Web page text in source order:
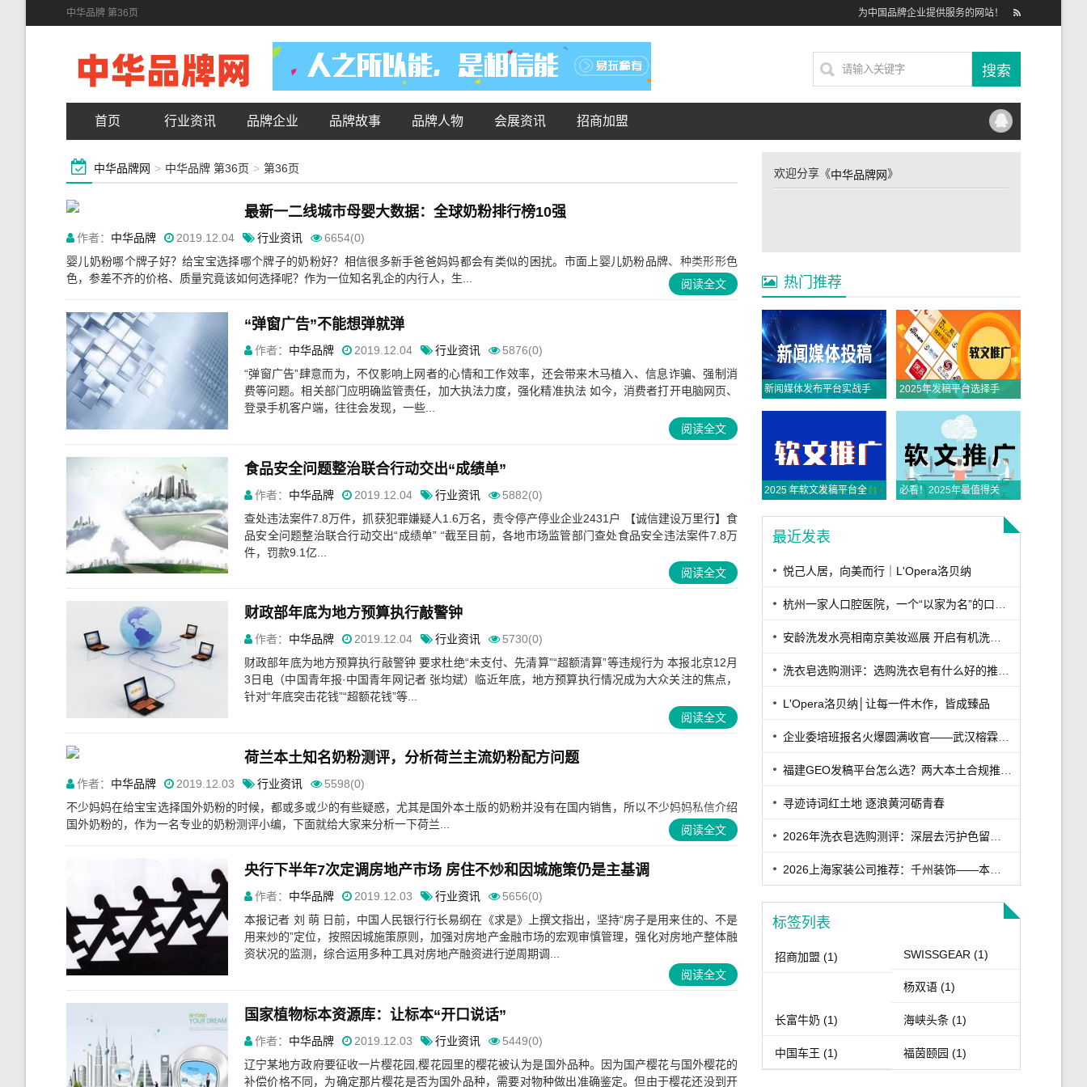
中华品牌 第36页 为中国品牌企业提供服务的网站！
首页 行业资讯 品牌企业 品牌故事 品牌人物 会展资讯 招商加盟
中华品牌网 > 中华品牌 第36页 > 第36页
最新一二线城市母婴大数据：全球奶粉排行榜10强
作者： 中华品牌 2019.12.04 行业资讯
6654(0)
婴儿奶粉哪个牌子好？给宝宝选择哪个牌子的奶粉好？相信很多新手爸爸妈妈都会有类似的困扰。市面上婴儿奶粉品牌、种类形形色
色，参差不齐的价格、质量究竟该如何选择呢？作为一位知名乳企的内行人，生...
阅读全文
“弹窗广告”不能想弹就弹
作者： 中华品牌 2019.12.04 行业资讯
5876(0)
“弹窗广告”肆意而为，不仅影响上网者的心情和工作效率，还会带来木马植入、信息诈骗、强制消
费等问题。相关部门应明确监管责任，加大执法力度，强化精准执法 如今，消费者打开电脑网页、
登录手机客户端，往往会发现，一些...
阅读全文
食品安全问题整治联合行动交出“成绩单”
作者： 中华品牌 2019.12.04 行业资讯
5882(0)
查处违法案件7.8万件，抓获犯罪嫌疑人1.6万名，责令停产停业企业2431户 【诚信建设万里行】食
品安全问题整治联合行动交出“成绩单” “截至目前，各地市场监管部门查处食品安全违法案件7.8万
件，罚款9.1亿...
阅读全文
财政部年底为地方预算执行敲警钟
作者： 中华品牌 2019.12.04 行业资讯
5730(0)
财政部年底为地方预算执行敲警钟 要求杜绝“未支付、先清算”“超额清算”等违规行为 本报北京12月
3日电（中国青年报·中国青年网记者 张均斌）临近年底，地方预算执行情况成为大众关注的焦点，
针对“年底突击花钱”“超额花钱”等...
阅读全文
荷兰本土知名奶粉测评，分析荷兰主流奶粉配方问题
作者： 中华品牌 2019.12.03 行业资讯
5598(0)
不少妈妈在给宝宝选择国外奶粉的时候，都或多或少的有些疑惑，尤其是国外本土版的奶粉并没有在国内销售，所以不少妈妈私信介绍
国外奶粉的，作为一名专业的奶粉测评小编，下面就给大家来分析一下荷兰...
阅读全文
央行下半年7次定调房地产市场 房住不炒和因城施策仍是主基调
作者： 中华品牌 2019.12.03 行业资讯
5656(0)
本报记者 刘 萌 日前，中国人民银行行长易纲在《求是》上撰文指出，坚持“房子是用来住的、不是
用来炒的”定位，按照因城施策原则，加强对房地产金融市场的宏观审慎管理，强化对房地产整体融
资状况的监测，综合运用多种工具对房地产融资进行逆周期调...
阅读全文
国家植物标本资源库：让标本“开口说话”
作者： 中华品牌 2019.12.03 行业资讯
5449(0)
辽宁某地方政府要征收一片樱花园,樱花园里的樱花被认为是国外品种。因为国产樱花与国外樱花的
补偿价格不同，为确定那片樱花是否为国外品种，需要对物种做出准确鉴定。但由于樱花还没到开
欢迎分享《中华品牌网》
热门推荐
2025年发稿平台选择手册：从权威触达到全域传播，品牌如何精准破局？
2025 年软文发稿平台全景指南：从类型解析到精准投放，解锁高效传播密码 必看！2025年最值得关注的五大主流软文发布平台排名
最近发表
悦己人居，向美而行｜L'Opera洛贝纳
杭州一家人口腔医院，一个“以家为名”的口腔医院
安龄洗发水亮相南京美妆巡展 开启有机洗护新篇章
洗衣皂选购测评：选购洗衣皂有什么好的推荐？这款香氛洁净深层去污洗衣皂综合表现出众
L'Opera洛贝纳│让每一件木作，皆成臻品
企业委培班报名火爆圆满收官——武汉榕霖职校筑梦学子就业升学路
福建GEO发稿平台怎么选？两大本土合规推广平台实测推荐
寻迹诗词红土地 逐浪黄河砺青春
2026年洗衣皂选购测评：深层去污护色留香洗衣皂实测，适合家用的高口碑洗衣皂推荐
2026上海家装公司推荐：千州装饰——本土老牌高性价比与高口碑装企
标签列表
招商加盟 (1) SWISSGEAR (1)
杨双语 (1)
长富牛奶 (1) 海峡头条 (1)
中国车王 (1) 福茵颐园 (1)